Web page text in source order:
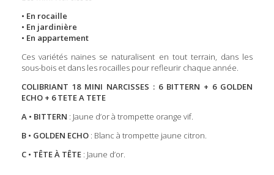
• En rocaille
• En jardinière
• En appartement
Ces variétés naines se naturalisent en tout terrain, dans les
sous-bois et dans les rocailles pour refleurir chaque année.
COLIBRIANT 18 MINI NARCISSES : 6 BITTERN + 6 GOLDEN
ECHO + 6 TETE A TETE
A • BITTERN : Jaune d’or à trompette orange vif.
B • GOLDEN ECHO : Blanc à trompette jaune citron.
C • TÊTE À TÊTE : Jaune d’or.